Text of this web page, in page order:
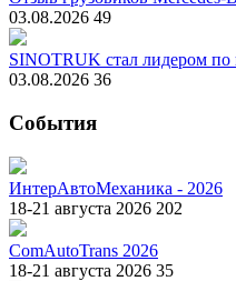
03.08.2026 49
SINOTRUK стал лидером по
03.08.2026 36
События
ИнтерАвтоМеханика - 2026
18-21 августа 2026 202
ComAutoTrans 2026
18-21 августа 2026 35